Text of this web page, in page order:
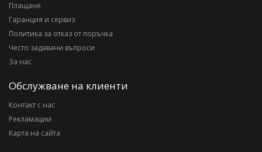
Плащане
Гаранция и сервиз
Политика за отказ от поръчка
Често задавани въпроси
За нас
Обслужване на клиенти
Контакт с нас
Рекламации
Карта на сайта